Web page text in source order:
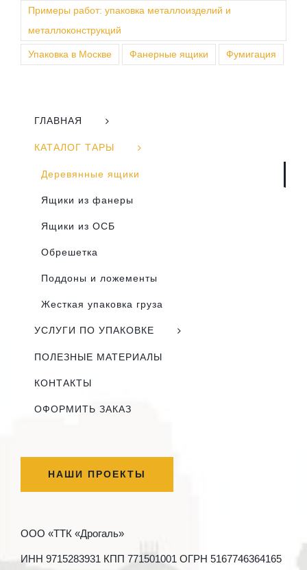
Примеры работ: упаковка металлоизделий и
металлоконструкций
Упаковка в Москве Фанерные ящики Фумигация
ГЛАВНАЯ
КАТАЛОГ ТАРЫ
Деревянные ящики
Ящики из фанеры
Ящики из ОСБ
Обрешетка
Поддоны и ложементы
Жесткая упаковка груза
УСЛУГИ ПО УПАКОВКЕ
ПОЛЕЗНЫЕ МАТЕРИАЛЫ
КОНТАКТЫ
ОФОРМИТЬ ЗАКАЗ
НАШИ ПРОЕКТЫ
ООО «ТТК «Дрогаль»
ИНН 9715283931 КПП 771501001 ОГРН 5167746364165